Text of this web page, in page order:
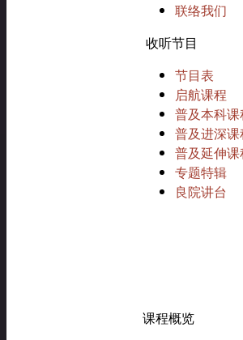
联络我们
收听节目
节目表
启航课程
普及本科课
普及进深课
普及延伸课
专题特辑
良院讲台
课程概览